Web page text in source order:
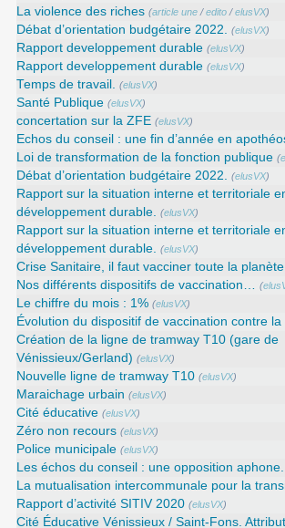
La violence des riches (article une /edito /elusVX)
Débat d’orientation budgétaire 2022. (elusVX)
Rapport developpement durable (elusVX)
Rapport developpement durable (elusVX)
Temps de travail. (elusVX)
Santé Publique (elusVX)
concertation sur la ZFE (elusVX)
Echos du conseil : une fin d’année en
Loi de transformation de la fonction publique (
Débat d’orientation budgétaire 2022. (elusVX)
Rapport sur la situation interne et territoriale
développement durable. (elusVX)
Rapport sur la situation interne et territoriale
développement durable. (elusVX)
Crise Sanitaire, il faut vacciner toute la
Nos différents dispositifs de vaccination… (
Le chiffre du mois : 1% (elusVX)
Évolution du dispositif de vaccination contre la
Création de la ligne de tramway T10 (gare de
Vénissieux/Gerland) (elusVX)
Nouvelle ligne de tramway T10 (elusVX)
Maraichage urbain (elusVX)
Cité éducative (elusVX)
Zéro non recours (elusVX)
Police municipale (elusVX)
Les échos du conseil : une opposition aphone.
La mutualisation intercommunale pour la
Rapport d’activité SITIV 2020 (elusVX)
Cité Éducative Vénissieux / Saint-Fons.